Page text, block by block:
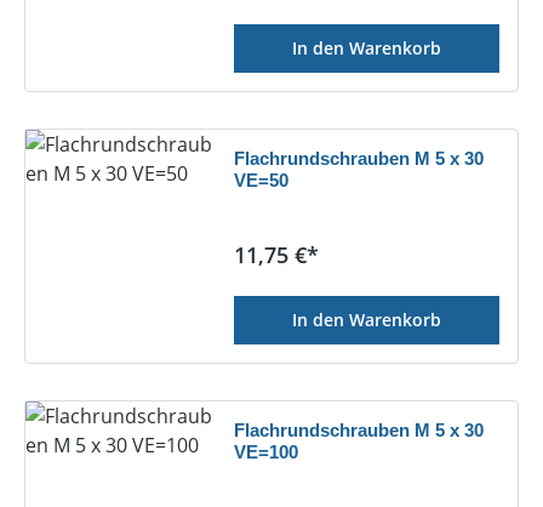
In den Warenkorb
Flachrundschrauben M 5 x 30
VE=50
Regulärer Preis:
11,75 €*
In den Warenkorb
Flachrundschrauben M 5 x 30
VE=100